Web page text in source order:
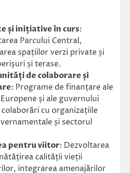
și inițiative în curs:
Parcului Central,
spațiilor verzi private și
și terase.
de colaborare și
: Programe de finanțare ale
și ale guvernului
cu organizațiile
și sectorul
pentru viitor: Dezvoltarea
calității vieții
integrarea amenajărilor